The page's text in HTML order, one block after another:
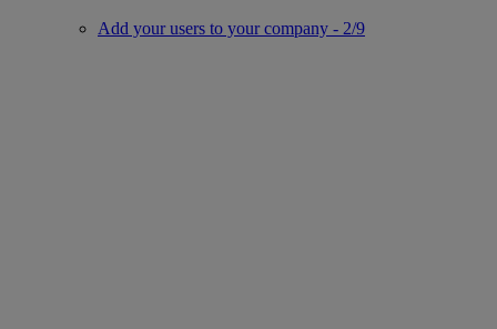
Add your users to your company - 2/9